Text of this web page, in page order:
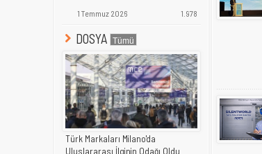
1 Temmuz 2026 1.978
DOSYA
Türk Markaları Milano'da
Uluslararası İlginin Odağı Oldu